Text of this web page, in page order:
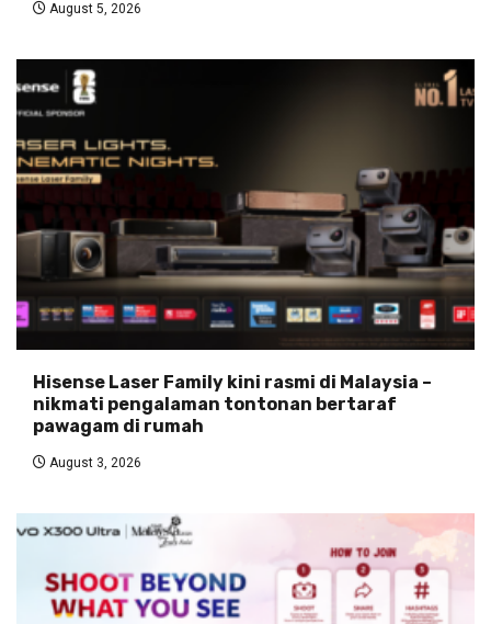
August 5, 2026
Hisense Laser Family kini rasmi di Malaysia –
nikmati pengalaman tontonan bertaraf
pawagam di rumah
August 3, 2026